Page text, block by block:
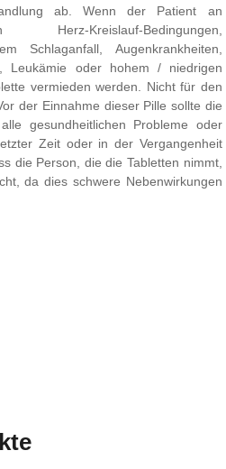
ab. Wenn der Patient an
Kreislauf-Bedingungen,
Schlaganfall, Augenkrankheiten,
Leukämie oder hohem / niedrigen
vermieden werden. Nicht für den
der Einnahme dieser Pille sollte die
gesundheitlichen Probleme oder
Zeit oder in der Vergangenheit
die Person, die die Tabletten nimmt,
da dies schwere Nebenwirkungen